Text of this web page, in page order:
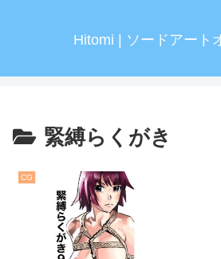
Hitomi | ソードアート
緊縛らくがき
CG